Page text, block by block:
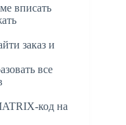
вписать
заказ и
все
код на